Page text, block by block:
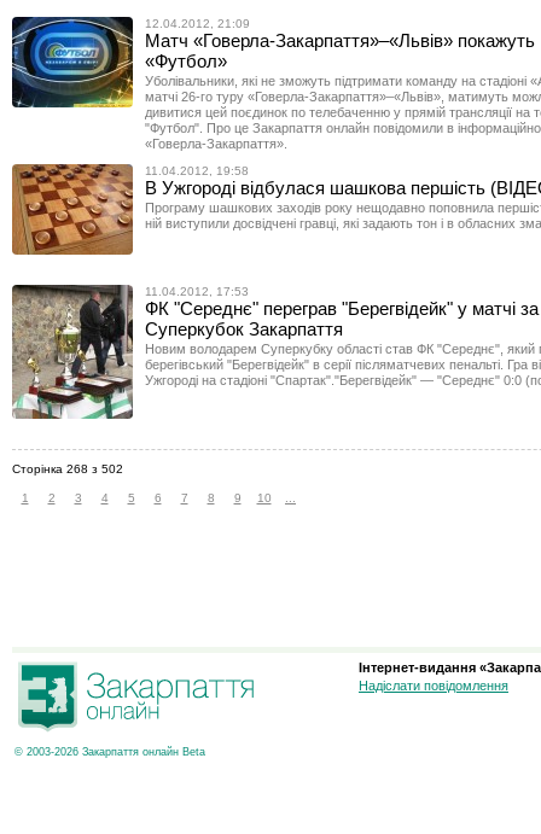
12.04.2012, 21:09
Матч «Говерла-Закарпаття»–«Львів» покажуть
«Футбол»
Уболівальники, які не зможуть підтримати команду на стадіоні
матчі 26-го туру «Говерла-Закарпаття»–«Львів», матимуть
дивитися цей поєдинок по телебаченню у прямій трансляції на
"Футбол". Про це Закарпаття онлайн повідомили в
«Говерла-Закарпаття».
11.04.2012, 19:58
В Ужгороді відбулася шашкова першість
Програму шашкових заходів року нещодавно поповнила
ній виступили досвідчені гравці, які задають тон і в обласних
11.04.2012, 17:53
ФК "Середнє" переграв "Берегвідейк" у матчі за
Суперкубок Закарпаття
Новим володарем Суперкубку області став ФК "Середнє", який
берегівський "Берегвідейк" в серії післяматчевих пенальті. Гра
Ужгороді на стадіоні "Спартак"."Берегвідейк" — "Середнє" 0:0
Сторінка 268 з 502
1 2 3 4 5 6 7 8 9 10
© 2003-2026 Закарпаття онлайн Beta
Інтернет-видання
Надіслати повідомлення